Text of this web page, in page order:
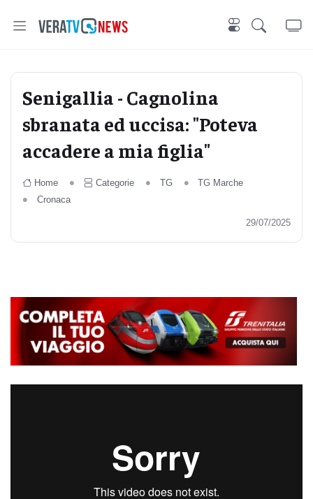
Senigallia - Cagnolina
sbranata ed uccisa: "Poteva
accadere a mia figlia"
Home Categorie TG
TG Marche
Cronaca
29/07/2025